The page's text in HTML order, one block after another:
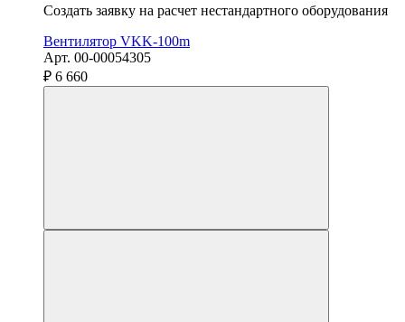
Создать заявку на расчет нестандартного оборудования
Вентилятор VKK-100m
Арт. 00-00054305
₽ 6 660